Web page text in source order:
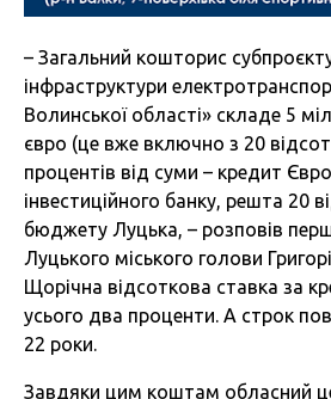
– Загальний кошторис
інфраструктури
Волинської області» складе 5
євро (це вже включно з 20
процентів від суми – кредит
інвестиційного банку, решта 20
бюджету Луцька, – розповів
Луцького міського голови
Щорічна відсоткова ставка за
усього два проценти. А строк
22 роки.
Завдяки цим коштам обласний